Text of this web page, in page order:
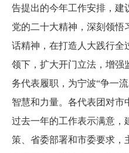
告提出的今年工作安排，建
党的二十大精神，深刻领悟
话精神，在打造人大践行全
领下，扩大开门立法，增强
务代表履职，为宁波“争一
智慧和力量。各代表团对市
过去一年的工作表示满意，
策、省委部署和市委要求，